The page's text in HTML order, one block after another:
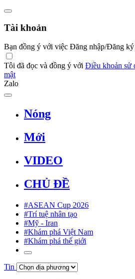
Tài khoản
Bạn đồng ý với việc Đăng nhập/Đăng
Tôi đã đọc và đồng ý với Điều khoản sử
mật
Zalo
Nóng
Mới
VIDEO
CHỦ ĐỀ
#ASEAN Cup 2026
#Trí tuệ nhân tạo
#Mỹ - Iran
#Khám phá Việt Nam
#Khám phá thế giới
Tin